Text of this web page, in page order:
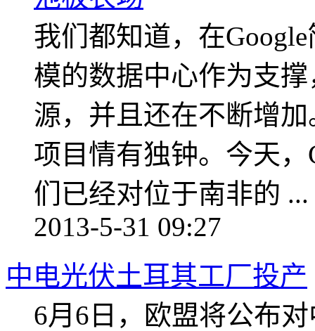
我们都知道，在
模的数据中心作为支
源，并且还在不断增
项目情有独钟。今天
们已经对位于南非的 ...
2013-5-31 09:27
中电光伏土耳其工厂投产
6月6日，欧盟将公布